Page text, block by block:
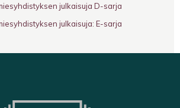
julkaisuja D-sarja
julkaisuja: E-sarja